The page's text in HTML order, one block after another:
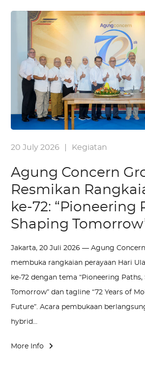
20 July 2026 Kegiatan
Agung Concern
Resmikan
ke-72: “Pioneering
Shaping
Jakarta, 20 Juli 2026 — Agung
membuka rangkaian perayaan Hari
ke-72 dengan tema “Pioneering Paths,
Tomorrow” dan tagline “72 Years of
Future”. Acara pembukaan
hybrid…
More Info